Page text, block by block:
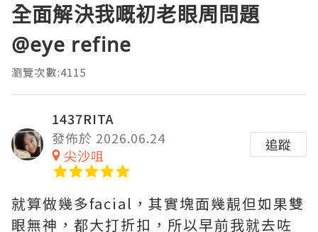
全面解決我嘅初老眼周問題
@eye refine
瀏覽次數:4115
1437RITA
發佈於 2026.06.24
尖沙咀
追蹤
就算做幾多facial，其實塊面幾靚但如果雙
眼無神，都大打折扣，所以早前我就去咗